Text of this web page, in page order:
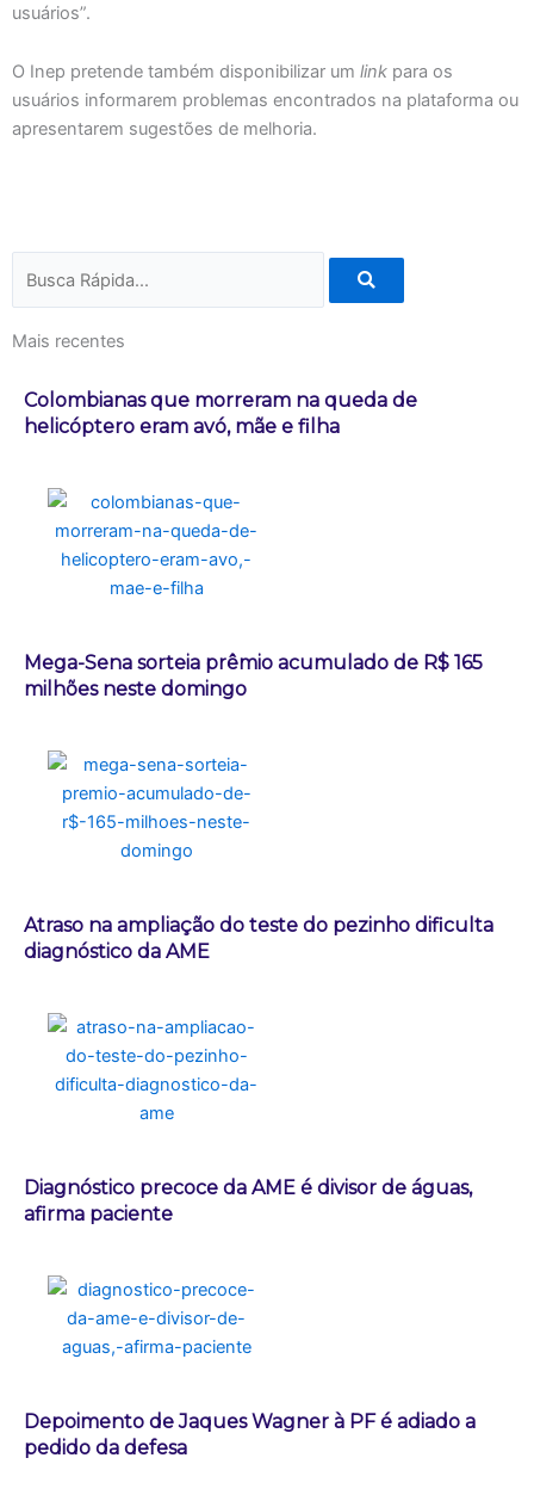
usuários”.
O Inep pretende também disponibilizar um link para os
usuários informarem problemas encontrados na plataforma ou
apresentarem sugestões de melhoria.
Mais recentes
Colombianas que morreram na queda de
helicóptero eram avó, mãe e filha
Mega-Sena sorteia prêmio acumulado de R$ 165
milhões neste domingo
Atraso na ampliação do teste do pezinho dificulta
diagnóstico da AME
Diagnóstico precoce da AME é divisor de águas,
afirma paciente
Depoimento de Jaques Wagner à PF é adiado a
pedido da defesa